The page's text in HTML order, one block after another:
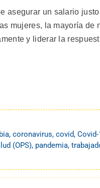
asegurar un salario
mujeres, la mayoría de
y liderar la
, coronavirus, covid, Covid-
(OPS), pandemia,